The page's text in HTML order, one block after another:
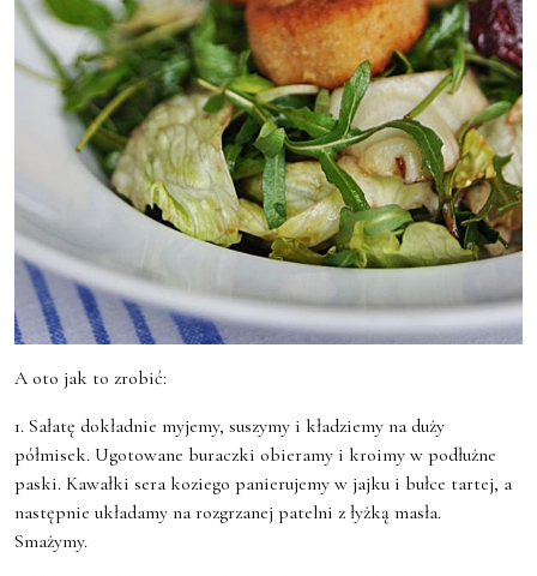
A oto jak to zrobić:
1. Sałatę dokładnie myjemy, suszymy i kładziemy na duży
półmisek. Ugotowane buraczki obieramy i kroimy w podłużne
paski. Kawałki sera koziego panierujemy w jajku i bułce tartej, a
następnie układamy na rozgrzanej patelni z łyżką masła.
Smażymy.